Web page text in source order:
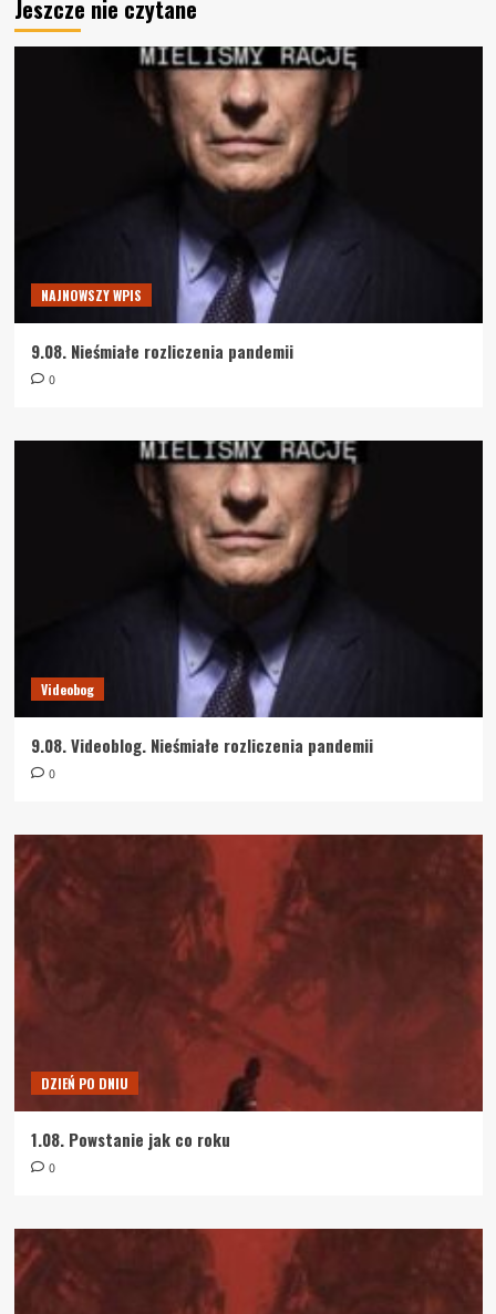
Jeszcze nie czytane
NAJNOWSZY WPIS
9.08. Nieśmiałe rozliczenia pandemii
0
Videobog
9.08. Videoblog. Nieśmiałe rozliczenia pandemii
0
DZIEŃ PO DNIU
1.08. Powstanie jak co roku
0